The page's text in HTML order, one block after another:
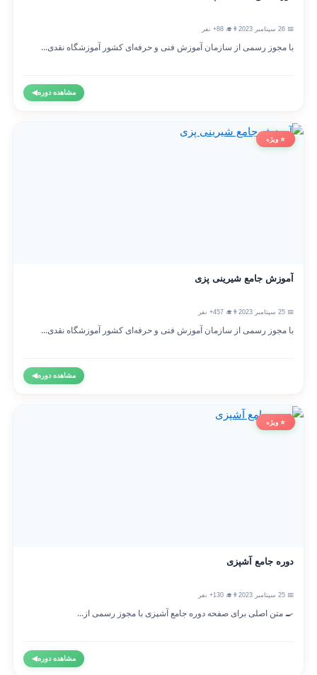
👨‍🎓 88+ نفر
با مجوز رسمی از سازمان آموزش فنی و حرفه‌ای کشور آموزشگاه نقدی...
مشاهده دوره◀
⭐ ویژه
آموزش جامع شیرینی پزی
👨‍🎓 457+ نفر
با مجوز رسمی از سازمان آموزش فنی و حرفه‌ای کشور آموزشگاه نقدی...
مشاهده دوره◀
⭐ ویژه
دوره جامع آشپزی
👨‍🎓 130+ نفر
🍳 متن اصلی برای صفحه دوره جامع آشپزی با مجوز رسمی از...
مشاهده دوره◀